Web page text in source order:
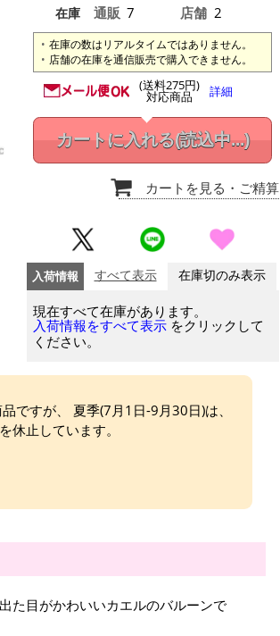
在庫
通販 7 店舗 2
在庫の数はリアルタイムではありません。
店舗の在庫を通信販売で購入できません。
(送料275円)
対応商品 詳細
カートに入れる(読込中...)
カートを見る ・ご精算
入荷情報 すべて表示 在庫切のみ表示
現在すべて在庫があります。
入荷情報をすべて表示 をクリックして
ください。
ですが、 夏季(7月1日-9月30日)は、
休止しています。
た目がかわいいカエルのバルーンで